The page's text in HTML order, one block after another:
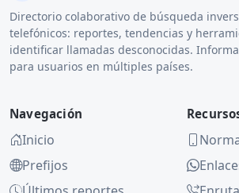
Directorio colaborativo de búsqueda
telefónicos: reportes, tendencias y
identificar llamadas desconocidas.
para usuarios en múltiples países.
Navegación
Inicio
Prefijos